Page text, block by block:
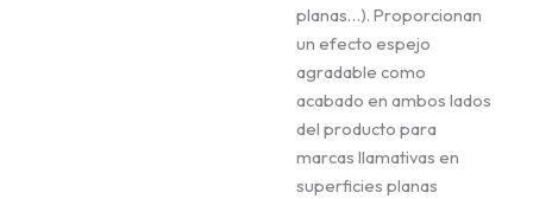
planas…). Proporcionan
un efecto espejo
agradable como
acabado en ambos lados
del producto para
marcas llamativas en
superficies planas